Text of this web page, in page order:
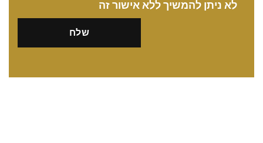
לא ניתן להמשיך ללא אישור זה